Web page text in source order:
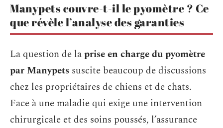
Manypets couvre-t-il le pyomètre ? Ce
que révèle l’analyse des garanties
La question de laprise en charge du pyomètre
par Manypets suscite beaucoup de discussions
chez les propriétaires de chiens et de chats.
Face à une maladie qui exige une intervention
chirurgicale et des soins poussés, l’assurance